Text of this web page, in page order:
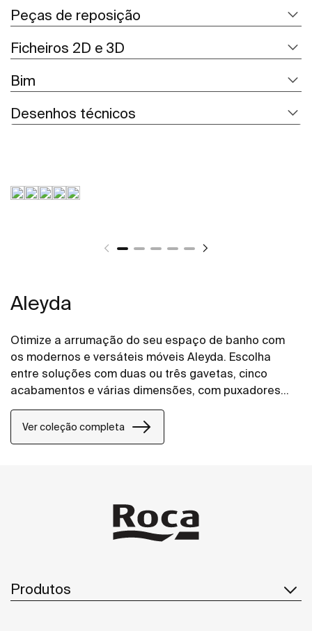
Peças de reposição
Ficheiros 2D e 3D
Bim
Desenhos técnicos
Aleyda
Otimize a arrumação do seu espaço de banho com
os modernos e versáteis móveis Aleyda. Escolha
entre soluções com duas ou três gavetas, cinco
acabamentos e várias dimensões, com puxadores
contemporâneos integrados.
Ver coleção completa
Produtos